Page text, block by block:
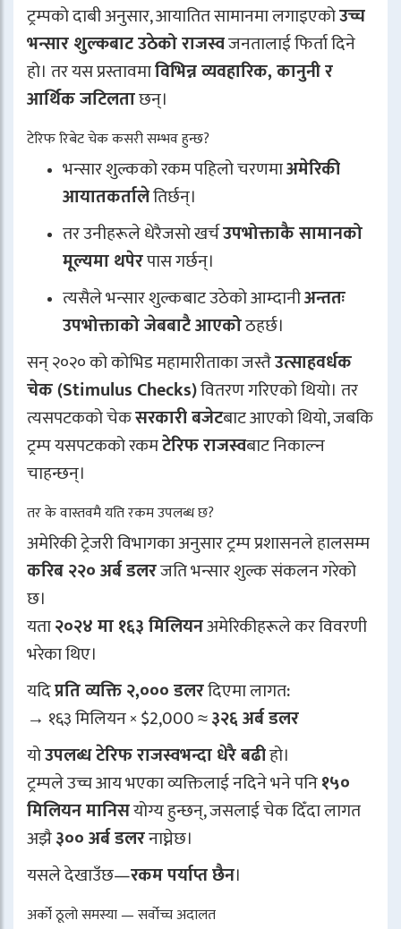
ट्रम्पको दाबी अनुसार, आयातित सामानमा लगाइएकोउच्च
भन्सार शुल्कबाट उठेको राजस्वजनतालाई फिर्ता दिने
हो। तर यस प्रस्तावमाविभिन्न व्यवहारिक, कानुनी र
आर्थिक जटिलताछन्।
टेरिफ रिबेट चेक कसरी सम्भव हुन्छ?
भन्सार शुल्कको रकम पहिलो चरणमाअमेरिकी
आयातकर्तालेतिर्छन्।
तर उनीहरूले धेरैजसो खर्चउपभोक्ताकै सामानको
मूल्यमा थपेरपास गर्छन्।
त्यसैले भन्सार शुल्कबाट उठेको आम्दानीअन्ततः
उपभोक्ताको जेबबाटै आएकोठहर्छ।
सन् २०२० को कोभिड महामारीताका जस्तैउत्साहवर्धक
चेक (Stimulus Checks)वितरण गरिएको थियो। तर
त्यसपटकको चेकसरकारी बजेटबाट आएको थियो, जबकि
ट्रम्प यसपटकको रकमटेरिफ राजस्वबाट निकाल्न
चाहन्छन्।
तर के वास्तवमै यति रकम उपलब्ध छ?
अमेरिकी ट्रेजरी विभागका अनुसार ट्रम्प प्रशासनले हालसम्म
करिब २२० अर्ब डलरजति भन्सार शुल्क संकलन गरेको
छ।
यता२०२४ मा १६३ मिलियनअमेरिकीहरूले कर विवरणी
भरेका थिए।
यदिप्रति व्यक्ति २,००० डलरदिएमा लागत:
→ १६३ मिलियन × $2,000 ≈३२६ अर्ब डलर
योउपलब्ध टेरिफ राजस्वभन्दा धेरै बढीहो।
ट्रम्पले उच्च आय भएका व्यक्तिलाई नदिने भने पनि१५०
मिलियन मानिसयोग्य हुन्छन्, जसलाई चेक दिँदा लागत
अझै३०० अर्ब डलरनाघ्नेछ।
यसले देखाउँछ—रकम पर्याप्त छैन।
अर्को ठूलो समस्या — सर्वोच्च अदालत